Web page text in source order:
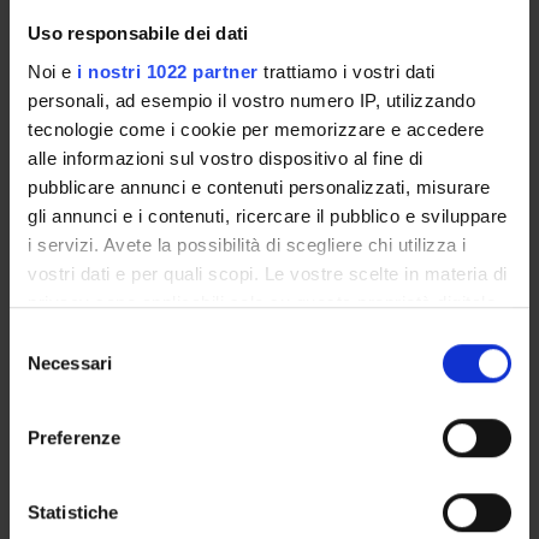
Uso responsabile dei dati
Noi e i nostri 1022 partner trattiamo i vostri dati
personali, ad esempio il vostro numero IP, utilizzando
tecnologie come i cookie per memorizzare e accedere
alle informazioni sul vostro dispositivo al fine di
pubblicare annunci e contenuti personalizzati, misurare
gli annunci e i contenuti, ricercare il pubblico e sviluppare
i servizi. Avete la possibilità di scegliere chi utilizza i
vostri dati e per quali scopi. Le vostre scelte in materia di
privacy sono applicabili solo su questa proprietà digitale
modificare o revocare il proprio consenso in qualsiasi
momento dalla Dichiarazione sui cookie o facendo clic
raccogliere informazioni sulla tua posizione
Necessari
Preferenze
Statistiche
logopediche in ambito orl
,MEDS-
26/B
26/C
Scienze mediche e
logopediche nei disturbi del
linguaggio e
8 B
MEDS-
18/B
,MEDS-
20/B
,MEDS-
linguaggio in eta' adulta
MEDS-
12/A
,MEDS-